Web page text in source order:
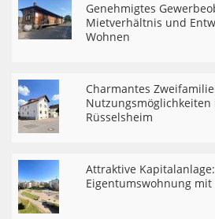
Genehmigtes
Mietverhältnis und
Wohnen
Charmantes
Nutzungsmöglichkeiten
Rüsselsheim
Attraktive
Eigentumswohnung mit